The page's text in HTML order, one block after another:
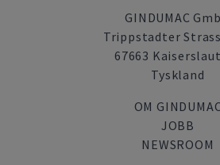
GINDUMAC
Trippstadter
67663
Tyskland
OM
JOBB
NEWSROOM